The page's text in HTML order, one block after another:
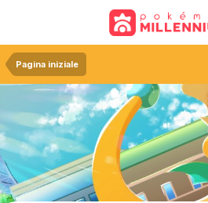
Pagina iniziale